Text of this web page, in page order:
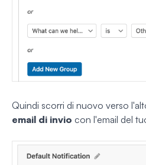
Quindi scorri di nuovo verso
email di invio con l'email del